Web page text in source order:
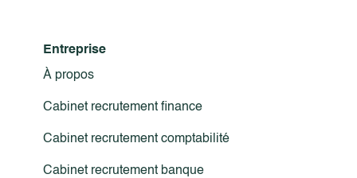
Entreprise
À propos
Cabinet recrutement finance
Cabinet recrutement comptabilité
Cabinet recrutement banque